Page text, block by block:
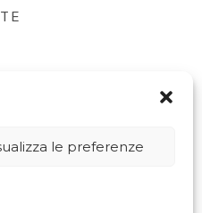
le preferenze